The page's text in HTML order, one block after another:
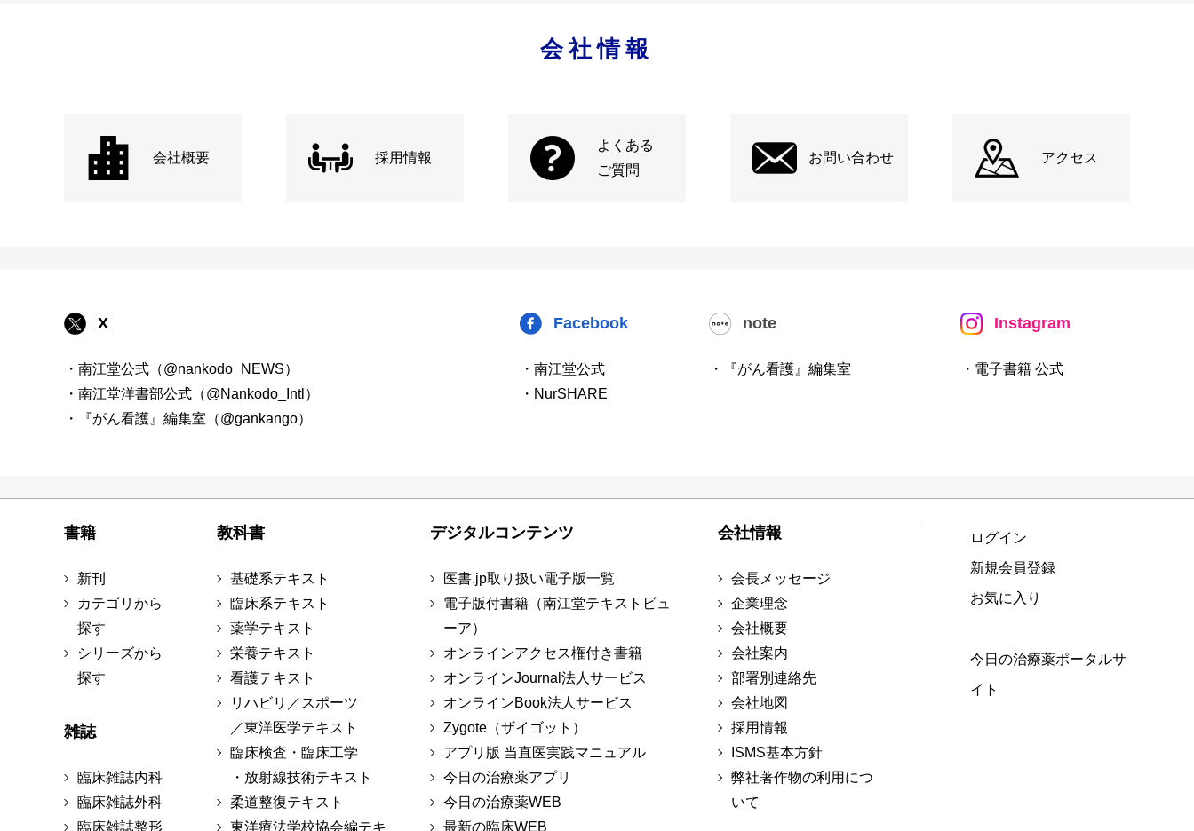
会社情報
会社概要 採用情報
よくある
ご質問
お問い合わせ アクセス
X
・南江堂公式（@nankodo_NEWS）
・南江堂洋書部公式（@Nankodo_Intl）
・『がん看護』編集室（@gankango）
Facebook
・南江堂公式
・NurSHARE
note
・『がん看護』編集室
Instagram
・電子書籍 公式
書籍
新刊
カテゴリから
探す
シリーズから
探す
雑誌
臨床雑誌内科
臨床雑誌外科
臨床雑誌整形
教科書
基礎系テキスト
臨床系テキスト
薬学テキスト
栄養テキスト
看護テキスト
リハビリ／スポーツ
／東洋医学テキスト
臨床検査・臨床工学
・放射線技術テキスト
柔道整復テキスト
東洋療法学校協会編テキ
デジタルコンテンツ
医書.jp取り扱い電子版一覧
電子版付書籍（南江堂テキストビュ
ーア）
オンラインアクセス権付き書籍
オンラインJournal法人サービス
オンラインBook法人サービス
Zygote（ザイゴット）
アプリ版 当直医実践マニュアル
今日の治療薬アプリ
今日の治療薬WEB
最新の臨床WEB
会社情報
会長メッセージ
企業理念
会社概要
会社案内
部署別連絡先
会社地図
採用情報
ISMS基本方針
弊社著作物の利用につ
いて
ログイン
新規会員登録
お気に入り
今日の治療薬ポータルサ
イト